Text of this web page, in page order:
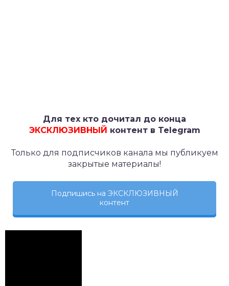
Для тех кто дочитал до конца
ЭКСКЛЮЗИВНЫЙ контент в Telegram
Только для подписчиков канала мы публикуем
закрытые материалы!
Подпишись на ЭКСКЛЮЗИВНЫЙ
контент